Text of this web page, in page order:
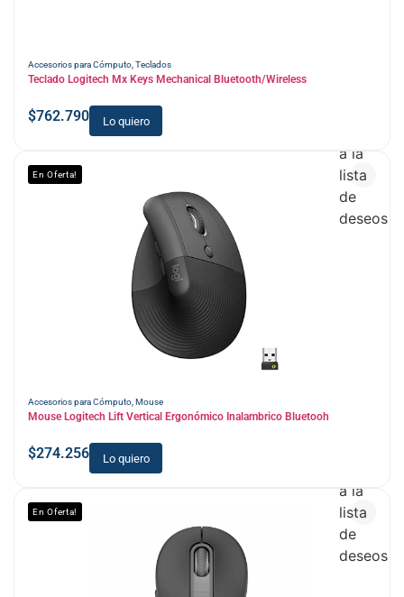
Accesorios para Cómputo,Teclados
Teclado Logitech Mx Keys Mechanical Bluetooth/Wireless
$762.790 Lo quiero
Accesorios para Cómputo, Mouse
Mouse Logitech Lift Vertical Ergonómico Inalambrico Bluetooh
$274.256 Lo quiero
En Oferta!
a la
lista
de
deseos
En Oferta!
a la
lista
de
deseos